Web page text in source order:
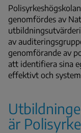
genomfördes av
av
genomförande av
att identifiera sina
effektivt och
är